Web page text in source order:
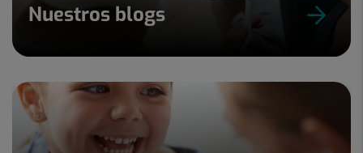
Nuestros blogs